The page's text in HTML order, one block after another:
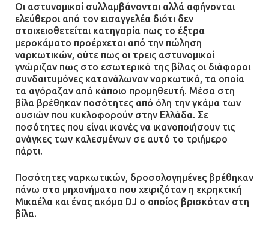
Οι αστυνομικοί συλλαμβάνονται αλλά αφήνονται
ελεύθεροι από τον εισαγγελέα διότι δεν
στοιχειοθετείται κατηγορία πως το έξτρα
μεροκάματο προέρχεται από την πώληση
ναρκωτικών, ούτε πως οι τρεις αστυνομικοί
γνώριζαν πως στο εσωτερικό της βίλας οι διάφοροι
συνδαιτυμόνες κατανάλωναν ναρκωτικά, τα οποία
τα αγόραζαν από κάποιο προμηθευτή. Μέσα στη
βίλα βρέθηκαν ποσότητες από όλη την γκάμα των
ουσιών που κυκλοφορούν στην Ελλάδα. Σε
ποσότητες που είναι ικανές να ικανοποιήσουν τις
ανάγκες των καλεσμένων σε αυτό το τριήμερο
πάρτι.
Ποσότητες ναρκωτικών, δροσολογημένες βρέθηκαν
πάνω στα μηχανήματα που χειριζόταν η εκρηκτική
Μικαέλα και ένας ακόμα DJ ο οποίος βρισκόταν στη
βίλα.